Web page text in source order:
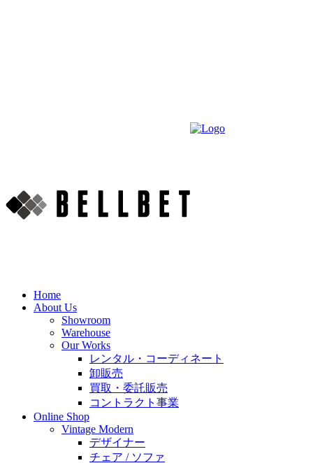
Home
About Us
Showroom
Warehouse
Our Works
レンタル・コーディネート
卸販売
買取・委託販売
コントラクト事業
Online Shop
Vintage Modern
デザイナー
チェア / ソファ